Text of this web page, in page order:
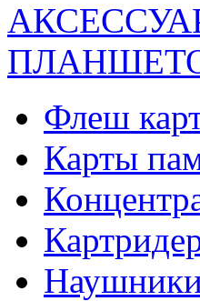
Флеш
Карты